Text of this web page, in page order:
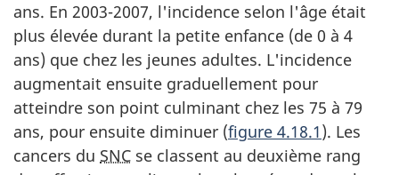
ans. En 2003-2007, l'incidence selon l'âge était
plus élevée durant la petite enfance (de 0 à 4
ans) que chez les jeunes adultes. L'incidence
augmentait ensuite graduellement pour
atteindre son point culminant chez les 75 à 79
ans, pour ensuite diminuer (figure 4.18.1). Les
cancers du SNC se classent au deuxième rang